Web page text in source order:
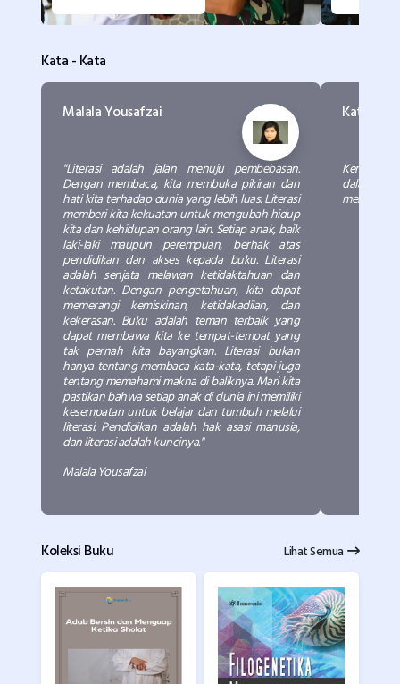
Kata - Kata
Malala Yousafzai
"Literasi adalah jalan menuju pembebasan.
Dengan membaca, kita membuka pikiran dan
hati kita terhadap dunia yang lebih luas. Literasi
memberi kita kekuatan untuk mengubah hidup
kita dan kehidupan orang lain. Setiap anak, baik
laki-laki maupun perempuan, berhak atas
pendidikan dan akses kepada buku. Literasi
adalah senjata melawan ketidaktahuan dan
ketakutan. Dengan pengetahuan, kita dapat
memerangi kemiskinan, ketidakadilan, dan
kekerasan. Buku adalah teman terbaik yang
dapat membawa kita ke tempat-tempat yang
tak pernah kita bayangkan. Literasi bukan
hanya tentang membaca kata-kata, tetapi juga
tentang memahami makna di baliknya. Mari kita
pastikan bahwa setiap anak di dunia ini memiliki
kesempatan untuk belajar dan tumbuh melalui
literasi. Pendidikan adalah hak asasi manusia,
dan literasi adalah kuncinya."
Malala Yousafzai
Kata
Kemudian
dalam
Koleksi Buku Lihat Semua